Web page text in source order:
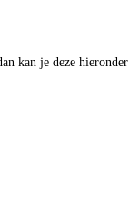
kan je deze hieronder